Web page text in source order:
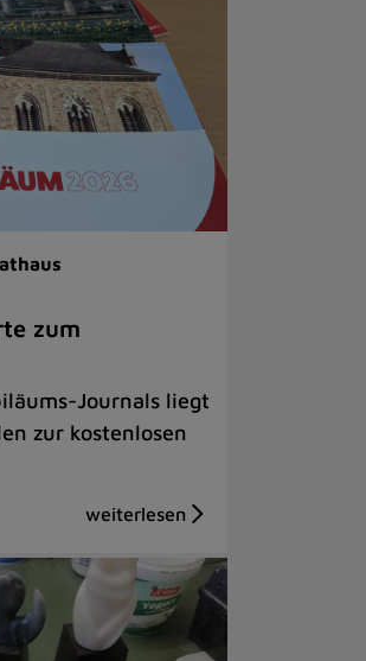
zum
Journals liegt
zur kostenlosen